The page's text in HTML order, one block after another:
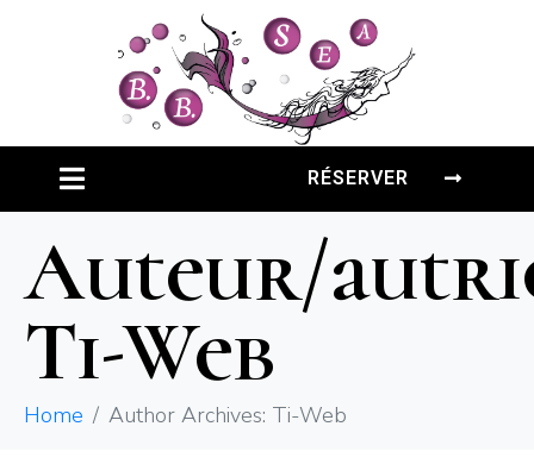
RÉSERVER
Auteur/
Ti-Web
Home Author Archives: Ti-Web